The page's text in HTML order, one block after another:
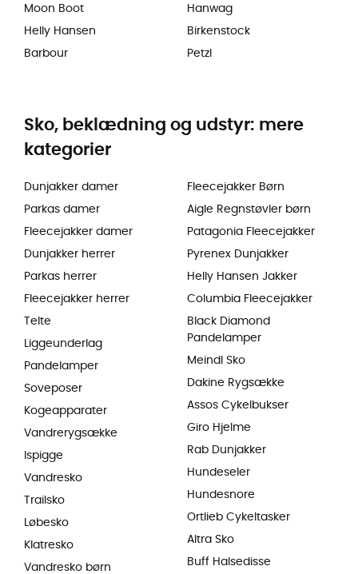
Moon Boot
Helly Hansen
Barbour
Hanwag
Birkenstock
Petzl
Sko, beklædning og udstyr: mere
kategorier
Dunjakker damer
Parkas damer
Fleecejakker damer
Dunjakker herrer
Parkas herrer
Fleecejakker herrer
Telte
Liggeunderlag
Pandelamper
Soveposer
Kogeapparater
Vandrerygsække
Ispigge
Vandresko
Trailsko
Løbesko
Klatresko
Vandresko børn
Fleecejakker Børn
Aigle Regnstøvler børn
Patagonia Fleecejakker
Pyrenex Dunjakker
Helly Hansen Jakker
Columbia Fleecejakker
Black Diamond
Pandelamper
Meindl Sko
Dakine Rygsække
Assos Cykelbukser
Giro Hjelme
Rab Dunjakker
Hundeseler
Hundesnore
Ortlieb Cykeltasker
Altra Sko
Buff Halsedisse